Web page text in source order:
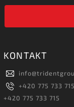
KONTAKT
info@
+420 775 733 715
+420 775 733 715